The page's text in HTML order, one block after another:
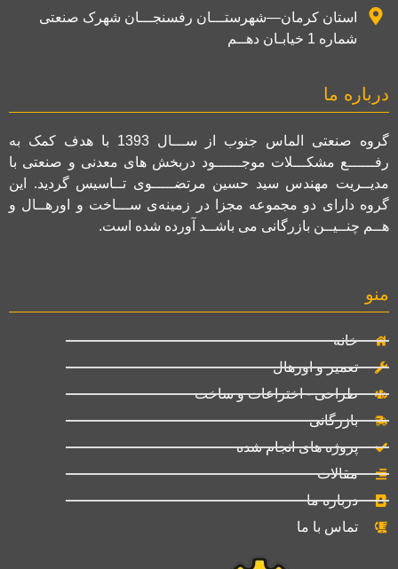
استان کرمان—شهرستـــان رفسنجـــان شهرک صنعتی
شماره 1 خیابـان دهــم
درباره ما
گروه صنعتی الماس جنوب از ســـال 1393 با هدف کمک به
رفــــــع مشکـــلات موجــــــود دربخش های معدنی و صنعتی با
مدیــریت مهندس سید حسین مرتضـــــوی تــاسیس گردید. این
گروه دارای دو مجموعه مجزا در زمینه‌ی ســـاخت و اورهــال و
هــم چنــیــن بازرگانی می باشــد آورده شده است.
منو
خانه
تعمیر و اورهال
طراحی - اختراعات و ساخت
بازرگانی
پروژه های انجام شده
مقالات
درباره ما
تماس با ما